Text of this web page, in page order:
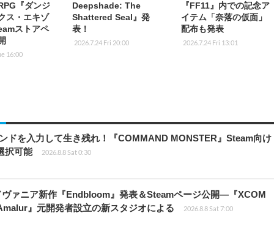
『ダンジ
ス・エキゾ
ストアペ
16:00
Deepshade: The
Shattered Seal』発
表！
2026.7.24 Fri 20:00
『FF11』内での記念ア
イテム「奈落の仮面」
配布も発表
2026.7.24 Fri 13:01
ドを入力して生き残れ！『COMMAND MONSTER』Steam向け
択可能
2026.8.8 Sat 0:30
ヴァニア新作『Endbloom』発表＆Steamページ公開―『XCOM
』元開発者設立の新スタジオによる
2026.8.8 Sat 7:00